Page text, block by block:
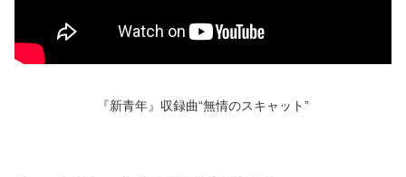
『新青年』収録曲“無情のスキャット”